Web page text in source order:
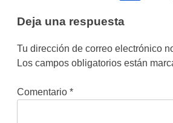
Deja una respuesta
Tu dirección de correo electrónico
Los campos obligatorios están
Comentario *